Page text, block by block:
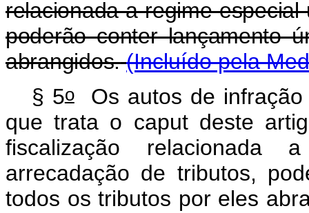
relacionada a regime
poderão conter lançamento
abrangidos. (Incluído pela
§ 5oOs autos de infração
que trata o caput deste
fiscalização relacionada
arrecadação de tributos,
todos os tributos por eles